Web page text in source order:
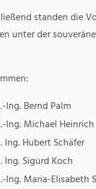
standen die
unter der
Ing. Bernd Palm
Ing. Michael Heinrich
Ing. Hubert Schäfer
Ing. Sigurd Koch
Ing. Maria-Elisabeth